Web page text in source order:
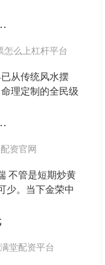
行定制・一站式水晶选购全指南 前言
怎么上杠杆平台
从传统风水摆
理定制的全民级
行情APP深度比拼
资官网
不管是短期炒黄
少。当下金荣中
堂配资平台